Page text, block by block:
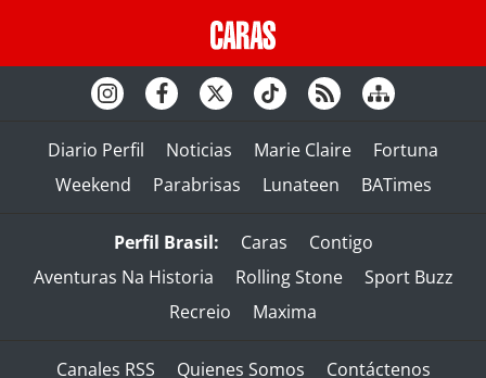
Diario Perfil Noticias Marie Claire
Fortuna
Weekend
Parabrisas Lunateen BATimes
Perfil Brasil: Caras
Contigo
Aventuras Na Historia
Rolling Stone
Sport Buzz
Recreio
Maxima
Canales RSS Quienes Somos Contáctenos